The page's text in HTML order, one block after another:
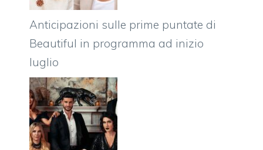
Anticipazioni sulle prime puntate di
Beautiful in programma ad inizio
luglio